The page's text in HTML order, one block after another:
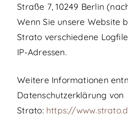
Straße 7, 10249 Berlin
Wenn Sie unsere Website
Strato verschiedene
IP-Adressen.
Weitere Informationen
Datenschutzerklärung von
Strato: https://